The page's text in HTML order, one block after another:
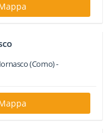
(Como) -